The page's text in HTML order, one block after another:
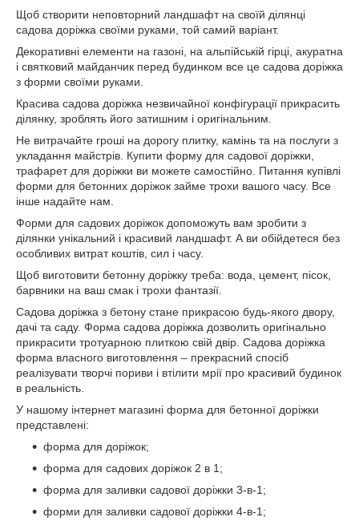
Щоб створити неповторний ландшафт на своїй ділянці
садова доріжка своїми руками, той самий варіант.
Декоративні елементи на газоні, на альпійській гірці, акуратна
і святковий майданчик перед будинком все це садова доріжка
з форми своїми руками.
Красива садова доріжка незвичайної конфігурації прикрасить
ділянку, зроблять його затишним і оригінальним.
Не витрачайте гроші на дорогу плитку, камінь та на послуги з
укладання майстрів. Купити форму для садової доріжки,
трафарет для доріжки ви можете самостійно. Питання купівлі
форми для бетонних доріжок займе трохи вашого часу. Все
інше надайте нам.
Форми для садових доріжок допоможуть вам зробити з
ділянки унікальний і красивий ландшафт. А ви обійдетеся без
особливих витрат коштів, сил і часу.
Щоб виготовити бетонну доріжку треба: вода, цемент, пісок,
барвники на ваш смак і трохи фантазії.
Садова доріжка з бетону стане прикрасою будь-якого двору,
дачі та саду. Форма садова доріжка дозволить оригінально
прикрасити тротуарною плиткою свій двір. Садова доріжка
форма власного виготовлення – прекрасний спосіб
реалізувати творчі пориви і втілити мрії про красивий будинок
в реальність.
У нашому інтернет магазині форма для бетонної доріжки
представлені:
форма для доріжок;
форма для садових доріжок 2 в 1;
форма для заливки садової доріжки 3-в-1;
форми для заливки садової доріжки 4-в-1;